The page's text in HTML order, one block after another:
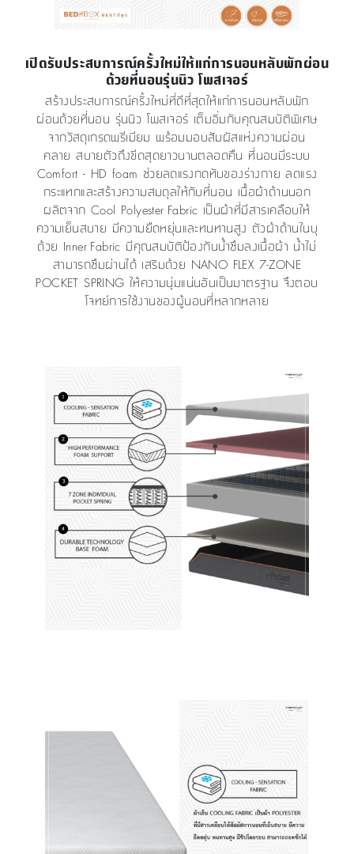
เปิดรับประสบการณ์ครั้งใหม่ให้แก่การนอนหลับพักผ่อน
ด้วยที่นอนรุ่นนิว โพสเจอร์
สร้างประสบการณ์ครั้งใหม่ที่ดีที่สุดให้แก่การนอนหลับพัก
ผ่อนด้วยที่นอน รุ่นนิว โพสเจอร์ เต็มอิ่มกับคุณสมบัติพิเศษ
จากวัสดุเกรดพรีเมียม พร้อมมอบสัมผัสแห่งความผ่อน
คลาย สบายตัวถึงขีดสุดยาวนานตลอดคืน ที่นอนมีระบบ
Comfort - HD foam ช่วยลดแรงกดทับของร่างกาย ลดแรง
กระแทกและสร้างความสมดุลให้กับที่นอน เนื้อผ้าด้านนอก
ผลิตจาก Cool Polyester Fabric เป็นผ้าที่มีสารเคลือบให้
ความเย็นสบาย มีความยืดหยุ่นและทนทานสูง ตัวผ้าด้านในบุ
ด้วย Inner Fabric มีคุณสมบัติป้องกันน้ำซึมลงเนื้อผ้า น้ำไม่
สามารถซึมผ่านได้ เสริมด้วย NANO FLEX 7-ZONE
POCKET SPRING ให้ความนุ่มแน่นอันเป็นมาตรฐาน จึงตอบ
โจทย์การใช้งานของผู้นอนที่หลากหลาย